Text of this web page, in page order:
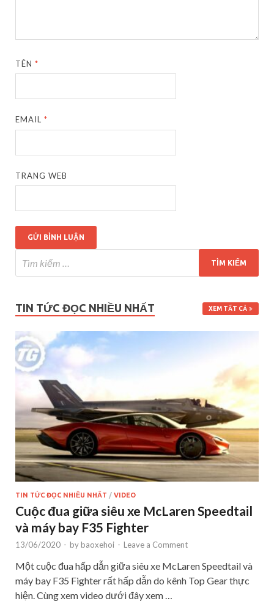
TÊN*
EMAIL*
TRANG WEB
TIN TỨC ĐỌC NHIỀU NHẤT XEM TẤT CẢ
TIN TỨC ĐỌC NHIỀU NHẤT / VIDEO
Cuộc đua giữa siêu xe McLaren Speedtail
và máy bay F35 Fighter
13/06/2020 - by baoxehoi - Leave a Comment
Một cuộc đua hấp dẫn giữa siêu xe McLaren Speedtail và
máy bay F35 Fighter rất hấp dẫn do kênh Top Gear thực
hiện. Cùng xem video dưới đây xem …